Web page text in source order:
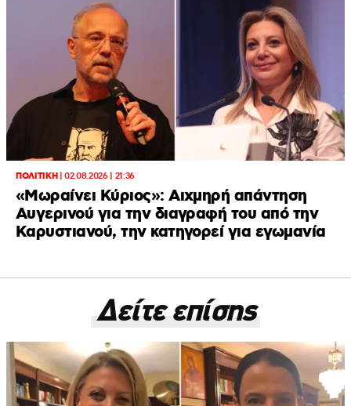
ΠΟΛΙΤΙΚΗ|02.08.2026 | 21:36
«Μωραίνει Κύριος»: Αιχμηρή απάντηση
Αυγερινού για την διαγραφή του από την
Καρυστιανού, την κατηγορεί για εγωμανία
Δείτε επίσης